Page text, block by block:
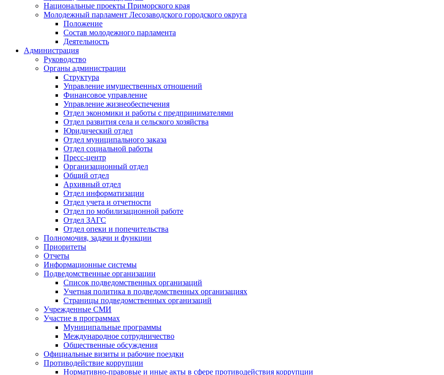
Национальные проекты Приморского края
Молодежный парламент Лесозаводского городского округа
Положение
Состав молодежного парламента
Деятельность
Администрация
Руководство
Органы администрации
Структура
Управление имущественных отношений
Финансовое управление
Управление жизнеобеспечения
Отдел экономики и работы с предпринимателями
Отдел развития села и сельского хозяйства
Юридический отдел
Отдел муниципального заказа
Отдел социальной работы
Пресс-центр
Организационный отдел
Общий отдел
Архивный отдел
Отдел информатизации
Отдел учета и отчетности
Отдел по мобилизационной работе
Отдел ЗАГС
Отдел опеки и попечительства
Полномочия, задачи и функции
Приоритеты
Отчеты
Информационные системы
Подведомственные организации
Список подведомственных организаций
Учетная политика в подведомственных организациях
Страницы подведомственных организаций
Учрежденные СМИ
Участие в программах
Муниципальные программы
Международное сотрудничество
Общественные обсуждения
Официальные визиты и рабочие поездки
Противодействие коррупции
Нормативно-правовые и иные акты в сфере противодействия коррупции